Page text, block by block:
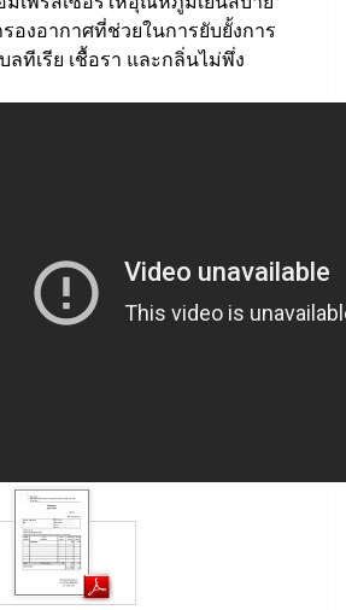
องอากาศที่ช่วยในการยับยั้งการ
ลทีเรีย เชื้อรา และกลิ่นไม่พึ่ง